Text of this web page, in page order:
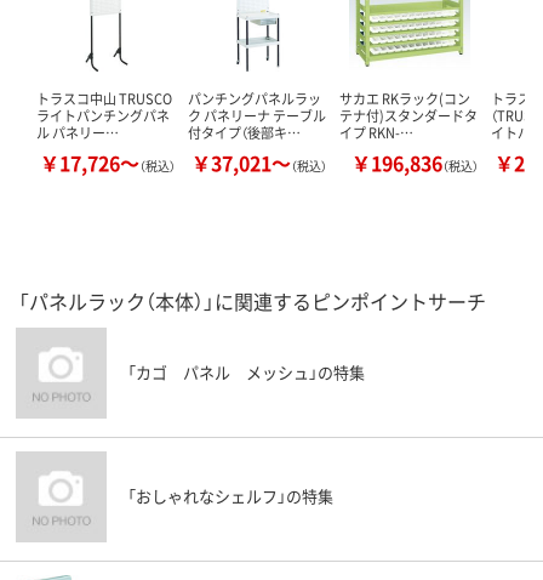
トラスコ中山 TRUSCO
ライトパンチングパネ
ル パネリー…
￥17,726～（税込）
パンチングパネルラッ
ク パネリーナ テーブル
付タイプ（後部キ…
￥37,021～（税込）
サカエ RKラック(コン
テナ付)スタンダードタ
イプ RKN-…
￥196,836（税込）
トラス
（
イトパ
￥
「パネルラック（本体）」に関連するピンポイントサーチ
「カゴ パネル メッシュ」の特集
「おしゃれなシェルフ」の特集